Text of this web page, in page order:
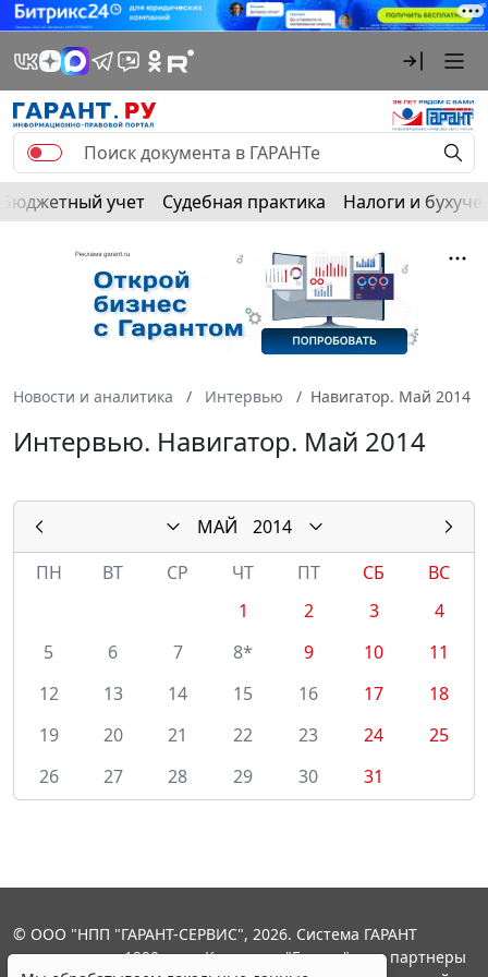
Бюджетный учет Судебная практика Налоги и
Новости и аналитика Интервью Навигатор. Май 2014
Интервью. Навигатор. Май 2014
МАЙ
2014
ПН
ВТ СР ЧТ ПТ СБ
ВС
1
2 3
4
5
6 7 8* 9 10
11
12
13 14 15 16 17
18
19
20 21 22 23 24
25
26
27 28 29 30 31
© ООО "НПП "ГАРАНТ-СЕРВИС", 2026. Система ГАРАНТ
выпускается с 1990 года. Компания "Гарант" и ее партнеры